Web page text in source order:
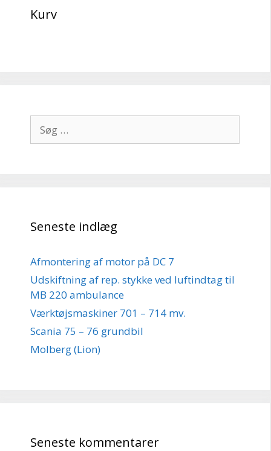
Kurv
efter:
Seneste indlæg
Afmontering af motor på DC 7
Udskiftning af rep. stykke ved luftindtag til
MB 220 ambulance
Værktøjsmaskiner 701 – 714 mv.
Scania 75 – 76 grundbil
Molberg (Lion)
Seneste kommentarer